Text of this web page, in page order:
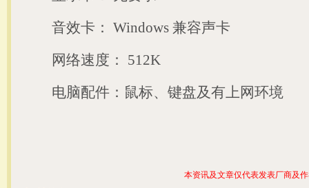
音效卡： Windows 兼容声卡
网络速度： 512K
电脑配件：鼠标、键盘及有上网环境
本资讯及文章仅代表发表厂商及